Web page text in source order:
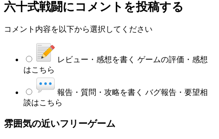
六十式戦闘にコメントを投稿する
コメント内容を以下から選択してください
レビュー・感想を書く ゲームの評価・感想
はこちら
報告・質問・攻略を書く バグ報告・要望相
談はこちら
雰囲気の近いフリーゲーム